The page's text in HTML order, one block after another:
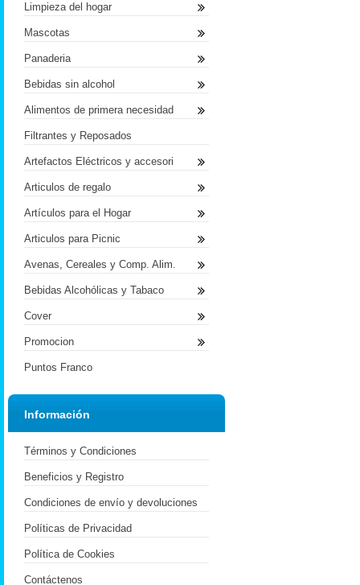
Limpieza del hogar
Mascotas
Panaderia
Bebidas sin alcohol
Alimentos de primera necesidad
Filtrantes y Reposados
Artefactos Eléctricos y accesori
Articulos de regalo
Artículos para el Hogar
Articulos para Picnic
Avenas, Cereales y Comp. Alim.
Bebidas Alcohólicas y Tabaco
Cover
Promocion
Puntos Franco
Información
Términos y Condiciones
Beneficios y Registro
Condiciones de envío y devoluciones
Políticas de Privacidad
Política de Cookies
Contáctenos